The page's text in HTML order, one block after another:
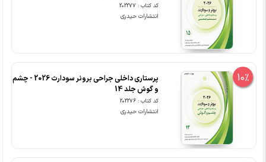
کد کتاب : 202277
انتشارات حیدری
10%
پرستاری داخلی جراحی برونر سودارث 2026 - چشم
و گوش جلد 14
کد کتاب : 202276
انتشارات حیدری